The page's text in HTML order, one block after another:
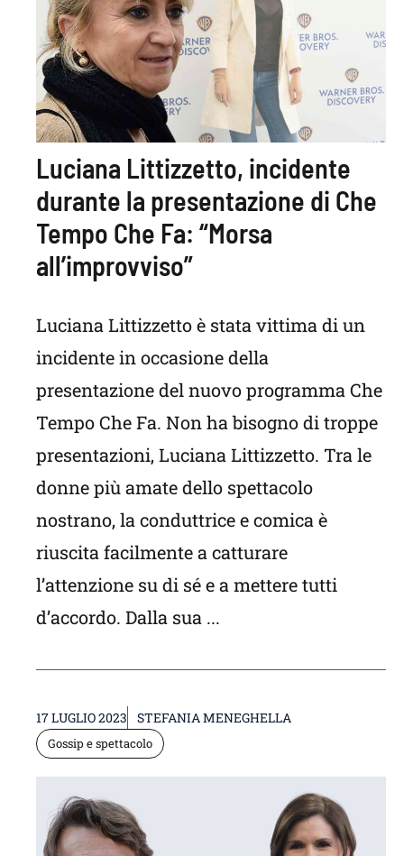
Luciana Littizzetto, incidente
durante la presentazione di Che
Tempo Che Fa: “Morsa
all’improvviso”
Luciana Littizzetto è stata vittima di un
incidente in occasione della
presentazione del nuovo programma Che
Tempo Che Fa. Non ha bisogno di troppe
presentazioni, Luciana Littizzetto. Tra le
donne più amate dello spettacolo
nostrano, la conduttrice e comica è
riuscita facilmente a catturare
l’attenzione su di sé e a mettere tutti
d’accordo. Dalla sua ...
17 LUGLIO 2023 STEFANIA MENEGHELLA
Gossip e spettacolo